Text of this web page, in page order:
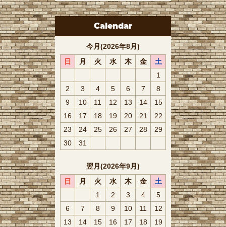
Calendar
今月(2026年8月)
日
月 火 水 木 金
土
1
2
3 4 5 6 7
8
9
10 11 12 13 14
15
16
17 18 19 20 21
22
23
24 25 26 27 28
29
30
31
翌月(2026年9月)
日
月 火 水 木 金
土
1
2 3 4
5
6
7 8 9 10 11
12
13
14 15 16 17 18 19